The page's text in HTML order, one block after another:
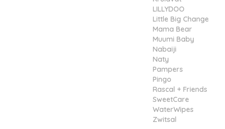
LILLYDOO
Little Big Change
Mama Bear
Muumi Baby
Nabaiji
Naty
Pampers
Pingo
Rascal + Friends
SweetCare
WaterWipes
Zwitsal